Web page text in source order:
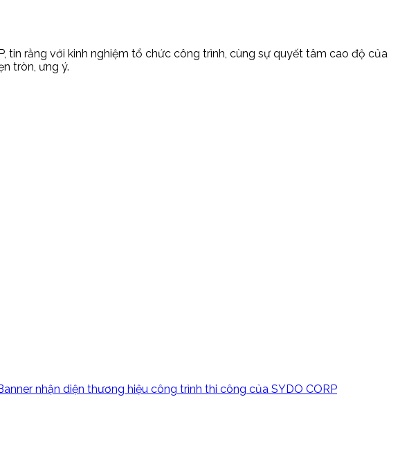
tin rằng với kinh nghiệm tổ chức công trình, cùng sự quyết tâm cao độ của
tròn, ưng ý.
nhận diện thương hiệu công trình thi công của SYDO CORP